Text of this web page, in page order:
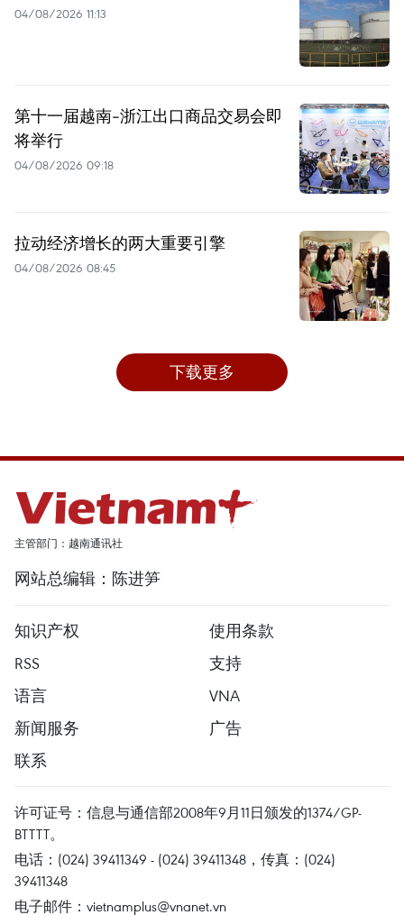
04/08/2026 11:13
第十一届越南-浙江出口商品交易会即
将举行
04/08/2026 09:18
拉动经济增长的两大重要引擎
04/08/2026 08:45
下载更多
主管部门：越南通讯社
网站总编辑：陈进笋
知识产权
使用条款
RSS
支持
语言
VNA
新闻服务
广告
联系
许可证号：信息与通信部2008年9月11日颁发的1374/GP-
BTTTT。
电话：(024) 39411349 - (024) 39411348，传真：(024)
39411348
电子邮件： vietnamplus@vnanet.vn